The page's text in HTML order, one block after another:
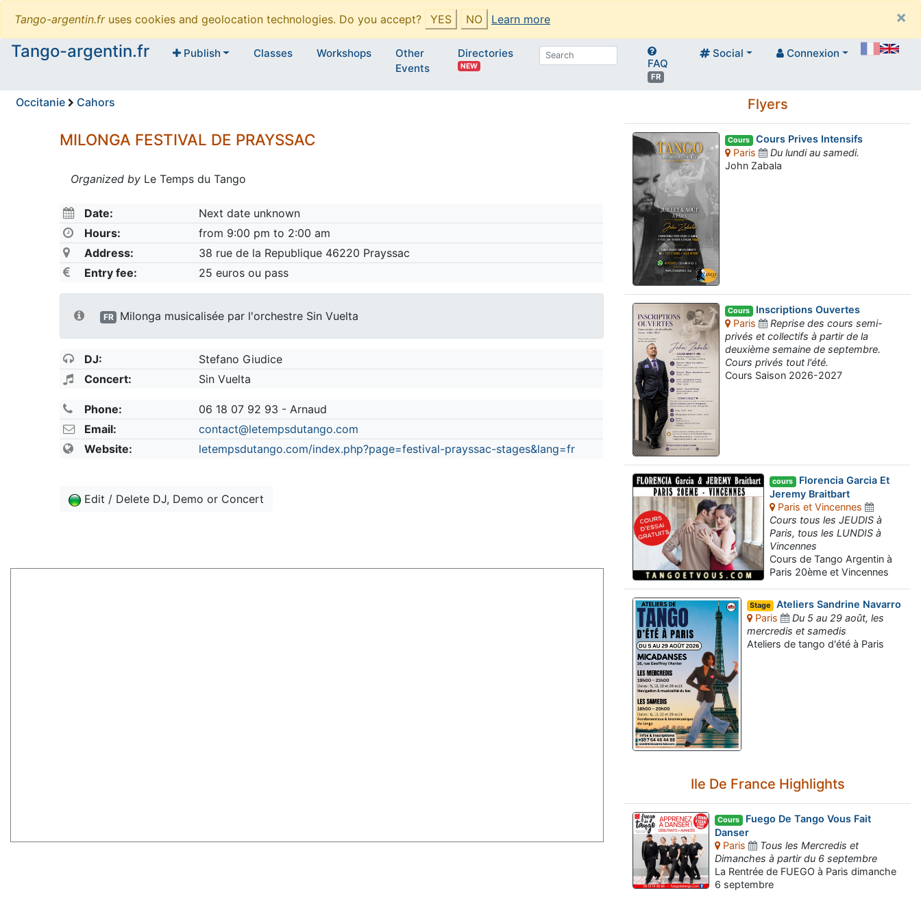
Tango-argentin.fruses cookies and geolocation technologies. Do you accept? YES NO Learn more
×
Tango-argentin.fr
Publish Classes Workshops
Other
Events
Directories
NEW FAQ
FR
Social Connexion
Occitanie Cahors
MILONGA FESTIVAL DE PRAYSSAC
Organized by Le Temps du Tango
Date:
Next date unknown
Hours:
from 9:00 pm to 2:00 am
Address:
38 rue de la Republique 46220 Prayssac
Entry fee:
25 euros ou pass
FR Milonga musicalisée par l'orchestre Sin Vuelta
DJ:
Stefano Giudice
Concert:
Sin Vuelta
Phone:
06 18 07 92 93 - Arnaud
Email:
contact@letempsdutango.com
Website:
letempsdutango.com/index.php?page=festival-prayssac-stages&lang=fr
Edit / Delete DJ, Demo or Concert
Flyers
Cours Cours Prives Intensifs
Paris
Du lundi au samedi.
John Zabala
Cours Inscriptions Ouvertes
Paris
Reprise des cours semi-
privés et collectifs à partir de la
deuxième semaine de septembre.
Cours privés tout l'été.
Cours Saison 2026-2027
cours Florencia Garcia Et
Jeremy Braitbart
Paris et Vincennes
Cours tous les JEUDIS à
Paris, tous les LUNDIS à
Vincennes
Cours de Tango Argentin à
Paris 20ème et Vincennes
Stage Ateliers Sandrine Navarro
Paris
Du 5 au 29 août, les
mercredis et samedis
Ateliers de tango d'été à Paris
Ile De France Highlights
Cours Fuego De Tango Vous Fait
Danser
Paris
Tous les Mercredis et
Dimanches à partir du 6 septembre
La Rentrée de FUEGO à Paris dimanche
6 septembre
Assistant tango-argentin.fr
Questions sur les milongas, cours et stages